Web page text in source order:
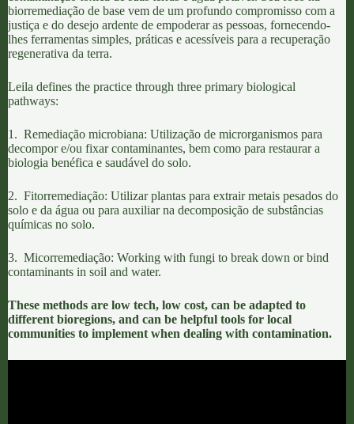
biorremediação de base vem de um profundo compromisso com a
justiça e do desejo ardente de empoderar as pessoas, fornecendo-
lhes ferramentas simples, práticas e acessíveis para a recuperação
regenerativa da terra.
Leila defines the practice through three primary biological
pathways:
1. Remediação microbiana: Utilização de microrganismos para
decompor e/ou fixar contaminantes, bem como para restaurar a
biologia benéfica e saudável do solo.
2. Fitorremediação: Utilizar plantas para extrair metais pesados do
solo e da água ou para auxiliar na decomposição de substâncias
químicas no solo.
3. Micorremediação: Working with fungi to break down or bind
contaminants in soil and water.
These methods are low tech, low cost, can be adapted to
different bioregions, and can be helpful tools for local
communities to implement when dealing with contamination.